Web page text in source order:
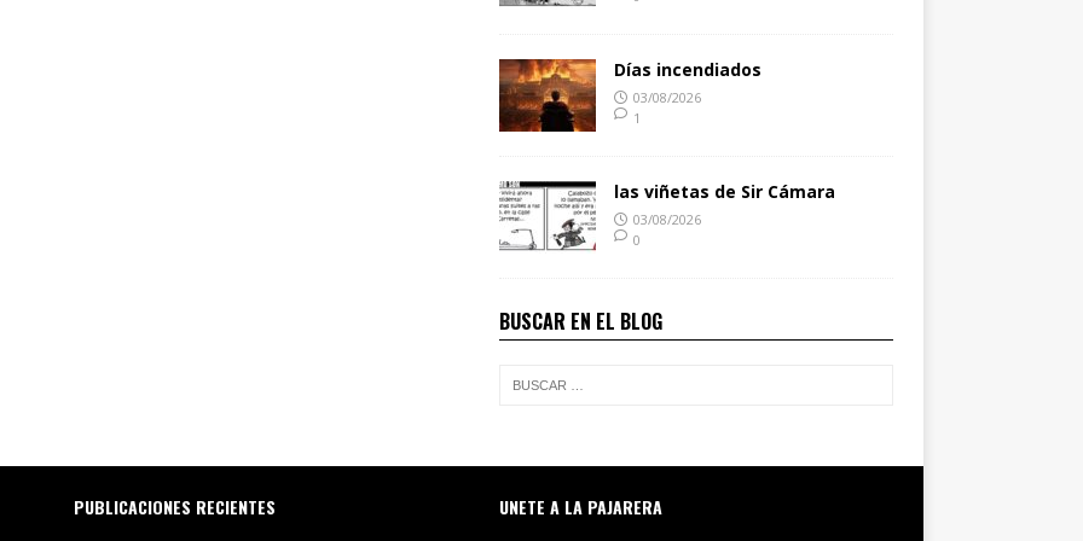
Días incendiados
03/08/2026
1
las viñetas de Sir Cámara
03/08/2026
0
BUSCAR EN EL BLOG
PUBLICACIONES RECIENTES UNETE A LA PAJARERA